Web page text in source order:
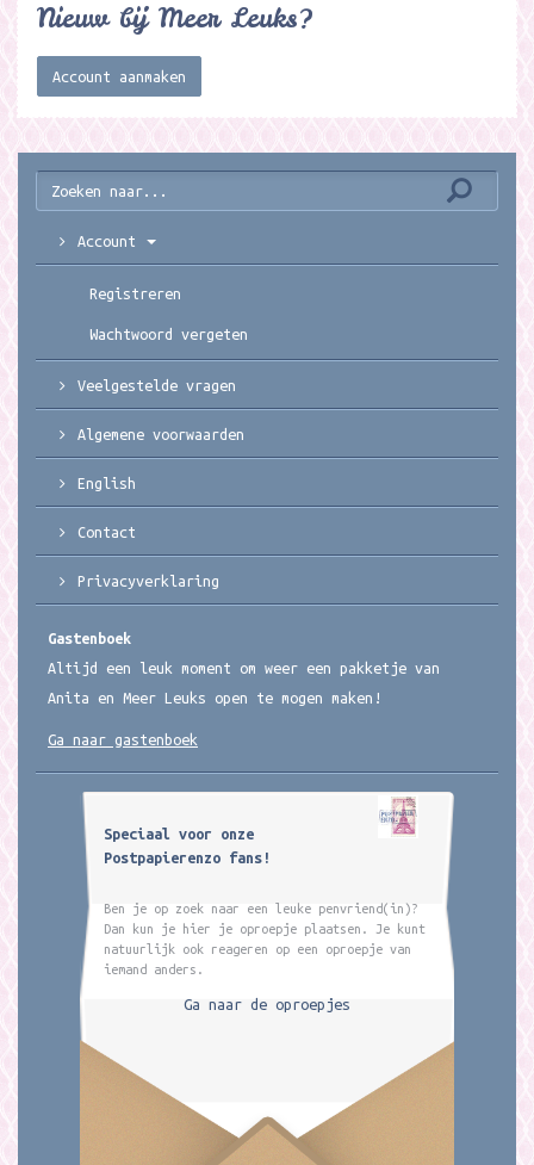
Nieuw bij Meer Leuks?
Account aanmaken
Account
Registreren
Wachtwoord vergeten
Veelgestelde vragen
Algemene voorwaarden
English
Contact
Privacyverklaring
Gastenboek
Altijd een leuk moment om weer een pakketje van
Anita en Meer Leuks open te mogen maken!
Ga naar gastenboek
Speciaal voor onze
Postpapierenzo fans!
Ben je op zoek naar een leuke penvriend(in)?
Dan kun je hier je oproepje plaatsen. Je kunt
natuurlijk ook reageren op een oproepje van
iemand anders.
Ga naar de oproepjes